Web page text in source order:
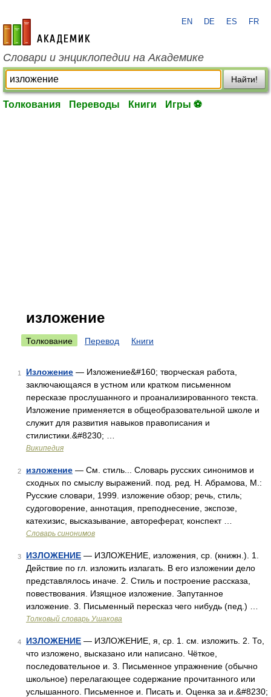
academic.ru
EN DE ES FR
Словари и энциклопедии на Академике
Найти!
Толкования Переводы Книги Игры ⚽
изложение
Толкование Перевод Книги
1 Изложение — Изложение&#160; творческая работа,
заключающаяся в устном или кратком письменном
пересказе прослушанного и проанализированного текста.
Изложение применяется в общеобразовательной школе и
служит для развития навыков правописания и
стилистики.&#8230; …
Википедия
2 изложение — См. стиль... Словарь русских синонимов и
сходных по смыслу выражений. под. ред. Н. Абрамова, М.:
Русские словари, 1999. изложение обзор; речь, стиль;
судоговорение, аннотация, преподнесение, экспозе,
катехизис, высказывание, автореферат, конспект …
Словарь синонимов
3 ИЗЛОЖЕНИЕ — ИЗЛОЖЕНИЕ, изложения, ср. (книжн.). 1.
Действие по гл. изложить излагать. В его изложении дело
представлялось иначе. 2. Стиль и построение рассказа,
повествования. Изящное изложение. Запутанное
изложение. 3. Письменный пересказ чего нибудь (пед.) …
Толковый словарь Ушакова
4 ИЗЛОЖЕНИЕ — ИЗЛОЖЕНИЕ, я, ср. 1. см. изложить. 2. То,
что изложено, высказано или написано. Чёткое,
последовательное и. 3. Письменное упражнение (обычно
школьное) перелагающее содержание прочитанного или
услышанного. Письменное и. Писать и. Оценка за и.&#8230;